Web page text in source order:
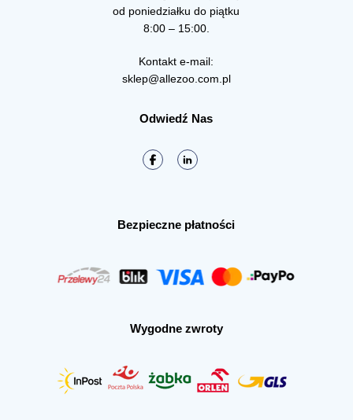
od poniedziałku do piątku
8:00 – 15:00.
Kontakt e-mail:
sklep@allezoo.com.pl
Odwiedź Nas
Bezpieczne płatności
Wygodne zwroty